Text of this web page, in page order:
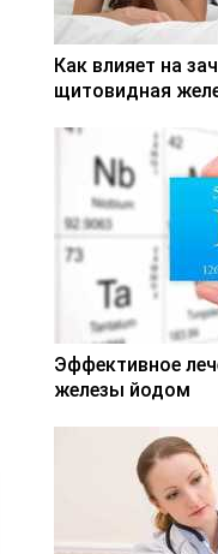
Как влияет на
щитовидная
Эффективное
железы йодом